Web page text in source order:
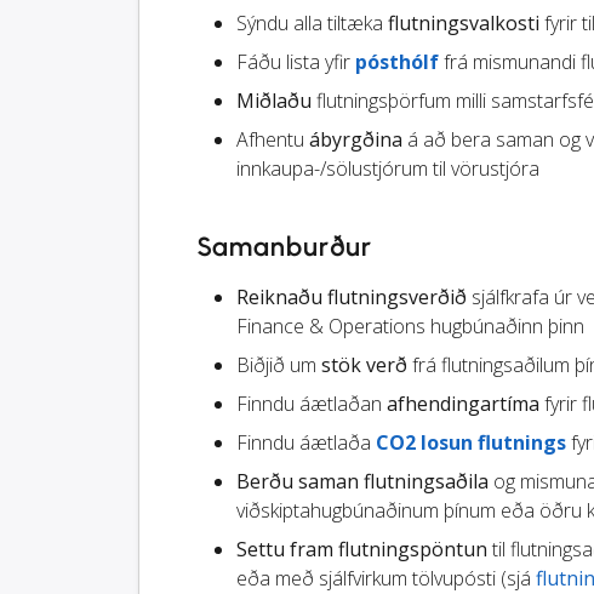
Sýndu alla tiltæka flutningsvalkosti fyrir
Fáðu lista yfir pósthólffrá mismunandi
Miðlaðu flutningsþörfum milli
Afhentu ábyrgðina á að bera saman og
innkaupa-/sölustjórum til vörustjóra
Samanburður
Reiknaðu flutningsverðið sjálfkrafa úr
Finance & Operations hugbúnaðinn þinn
Biðjið um stök verð frá flutningsaðilum
Finndu áætlaðan afhendingartíma fyrir
Finndu áætlaða CO2 losun flutnings
Berðu saman flutningsaðila og
viðskiptahugbúnaðinum þínum eða
Settu fram flutningspöntun til
eða með sjálfvirkum tölvupósti (sjá